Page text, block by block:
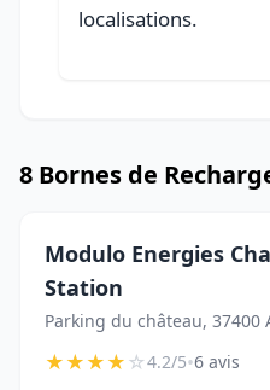
localisations.
8 Bornes de
Modulo Energies
Station
Parking du château, 37400
★★★★☆4.2/5•6 avis